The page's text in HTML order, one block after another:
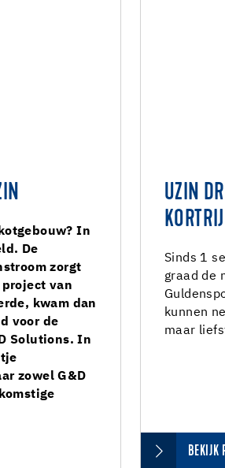
In
De
zorgt
van
kwam dan
voor de
Solutions. In
zowel G&D
UZIN
Sinds 1
graad de
kunnen
maar
BEKIJK